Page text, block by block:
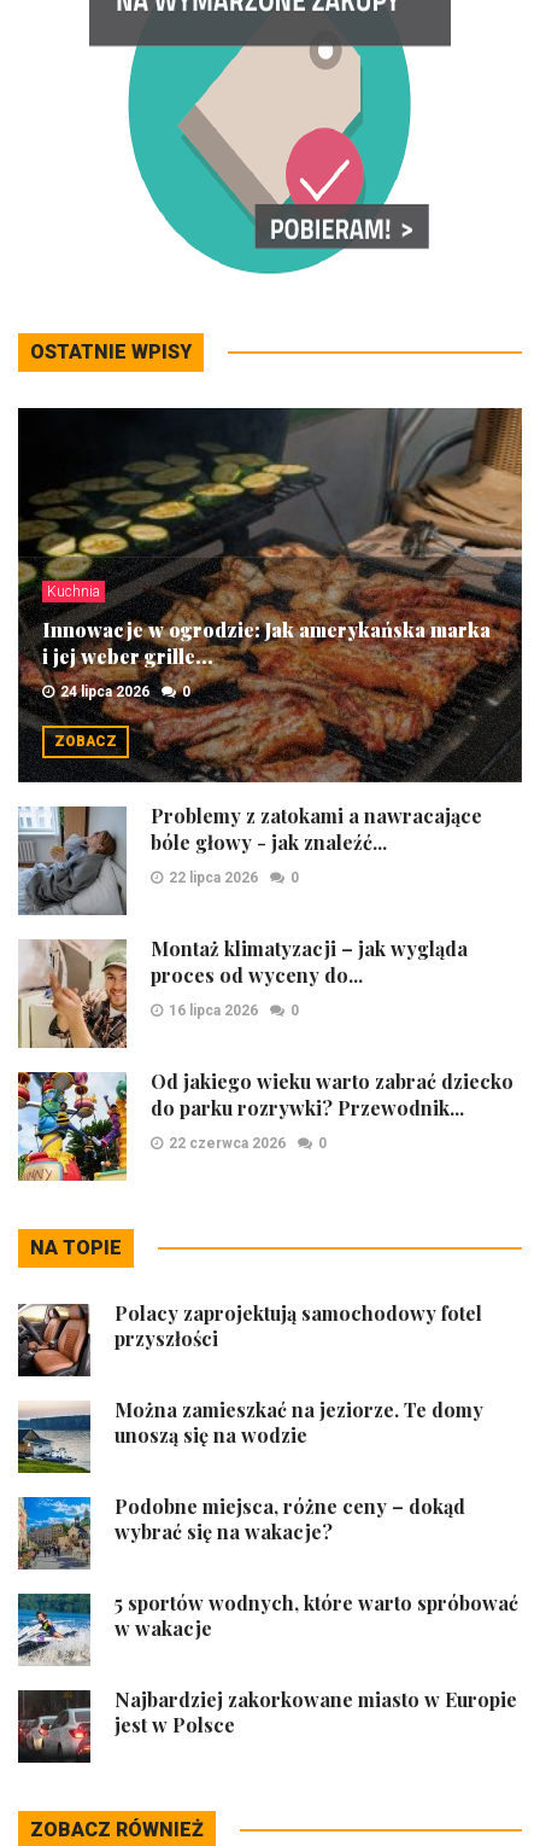
OSTATNIE WPISY
Kuchnia
Innowacje w ogrodzie: Jak amerykańska marka
i jej weber grille...
24 lipca 2026 0
ZOBACZ
Problemy z zatokami a nawracające
bóle głowy - jak znaleźć...
22 lipca 2026 0
Montaż klimatyzacji – jak wygląda
proces od wyceny do...
16 lipca 2026 0
Od jakiego wieku warto zabrać dziecko
do parku rozrywki? Przewodnik...
22 czerwca 2026 0
NA TOPIE
Polacy zaprojektują samochodowy fotel
przyszłości
Można zamieszkać na jeziorze. Te domy
unoszą się na wodzie
Podobne miejsca, różne ceny – dokąd
wybrać się na wakacje?
5 sportów wodnych, które warto spróbować
w wakacje
Najbardziej zakorkowane miasto w Europie
jest w Polsce
ZOBACZ RÓWNIEŻ